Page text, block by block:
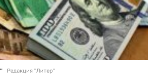
Редакция "Литер"